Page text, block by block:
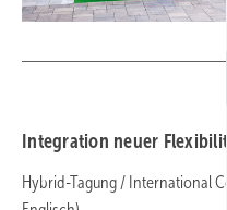
Integration neuer
Hybrid-Tagung / International